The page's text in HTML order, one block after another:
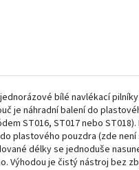
bílé navlékací
je náhradní balení do
ST016, ST017 nebo ST018).
plastového pouzdra (zde není
délky se jednoduše
Výhodou je čistý nástroj bez